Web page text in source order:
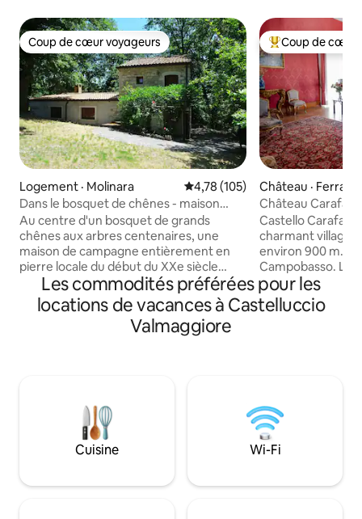
Coup de cœur voyageurs
Coup de cœur voyageurs
Logement · Molinara Note moyenne de 4,78 sur 5,
4,78 (105)
Dans le bosquet de chênes - maison
entière
Au centre d'un bosquet de grands
chênes aux arbres centenaires, une
maison de campagne entièrement en
pierre locale du début du XXe siècle
vous offrira un séjour silencieux, où vous
n'entendrez que le bruissement du
vent; la nuit, peu de lumières dans les
environs et, par temps clair, un
cuisine; il est situé sur un terrain d'un
hectare avec une source et un ruisseau
d'où les animaux sauvages s'approchent
Coup de cœur
Coup de cœur
Château ·
Château Carafa -
Castello Carafa
charmant village
environ 900 m.
Campobasso.
l'intérieur du
aragonais.
salon, dans la
complétée par
manger pourvu
entièrement
Les commodités préférées pour les
locations de vacances à Castelluccio
Valmaggiore
Cuisine Wi-Fi